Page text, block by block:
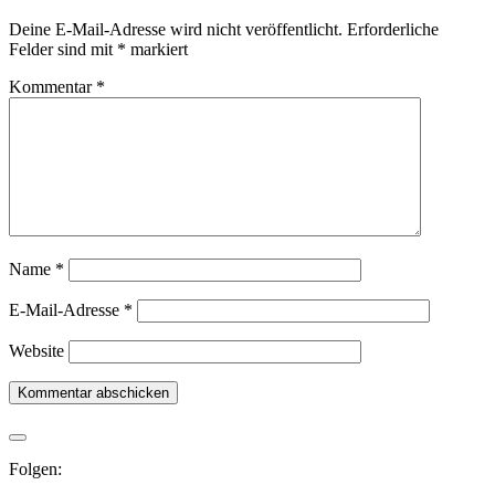
Deine E-Mail-Adresse wird nicht veröffentlicht. Erforderliche
Felder sind mit * markiert
Kommentar *
Name *
E-Mail-Adresse *
Website
Folgen: